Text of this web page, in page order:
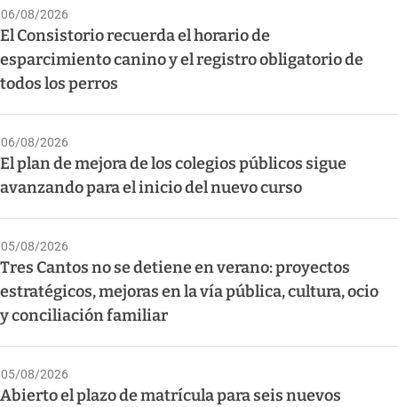
06/08/2026
El Consistorio recuerda el horario de
esparcimiento canino y el registro obligatorio de
todos los perros
06/08/2026
El plan de mejora de los colegios públicos sigue
avanzando para el inicio del nuevo curso
05/08/2026
Tres Cantos no se detiene en verano: proyectos
estratégicos, mejoras en la vía pública, cultura, ocio
y conciliación familiar
05/08/2026
Abierto el plazo de matrícula para seis nuevos